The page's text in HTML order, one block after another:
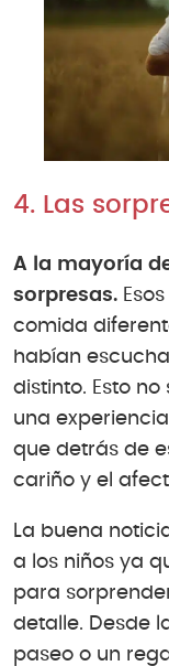
4. Las
A la mayoría
sorpresas.
comida
habían
distinto. Esto
una
que detrás de
cariño y el
La buena
a los niños ya
para
detalle. Desde
paseo o un